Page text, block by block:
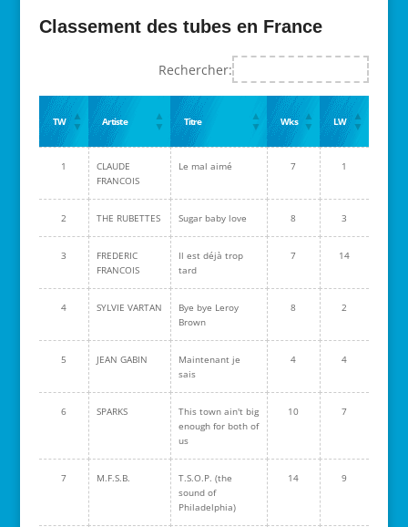
Classement des tubes en France
Rechercher:
TW Artiste Titre Wks LW
1
CLAUDE
FRANCOIS
Le mal aimé 7 1
2 THE RUBETTES Sugar baby love 8 3
3
FREDERIC
FRANCOIS
Il est déjà trop
tard
7 14
4 SYLVIE VARTAN
Bye bye Leroy
Brown
8 2
5 JEAN GABIN
Maintenant je
sais
4 4
6 SPARKS
This town ain't big
enough for both of
us
10 7
7 M.F.S.B.
T.S.O.P. (the
sound of
Philadelphia)
14 9